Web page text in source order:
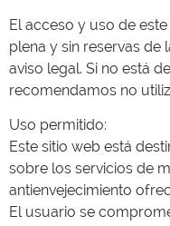
El acceso y uso de
plena y sin reservas de
aviso legal. Si no está
recomendamos no
Uso permitido:
Este sitio web está
sobre los servicios de
antienvejecimiento
El usuario se